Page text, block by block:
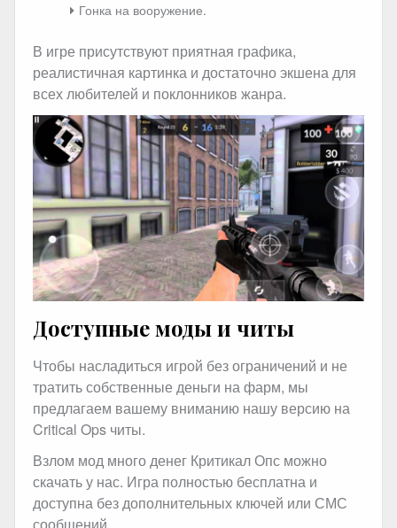
Гонка на вооружение.
В игре присутствуют приятная графика,
реалистичная картинка и достаточно экшена для
всех любителей и поклонников жанра.
Доступные моды и читы
Чтобы насладиться игрой без ограничений и не
тратить собственные деньги на фарм, мы
предлагаем вашему вниманию нашу версию на
Critical Ops читы.
Взлом мод много денег Критикал Опс можно
скачать у нас. Игра полностью бесплатна и
доступна без дополнительных ключей или СМС
сообщений.